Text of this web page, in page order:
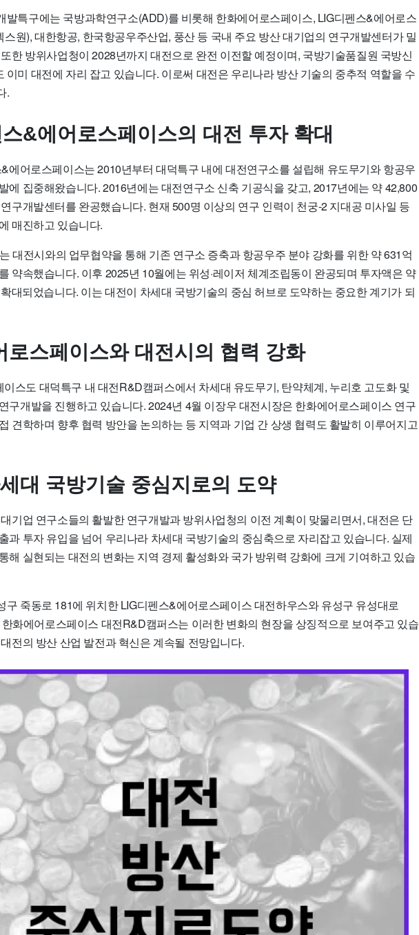
발특구에는 국방과학연구소(ADD)를 비롯해 한화에어로스페이스, LIG디펜스&에어로스
스원), 대한항공, 한국항공우주산업, 풍산 등 국내 주요 방산 대기업의 연구개발센터가 밀
한 방위사업청이 2028년까지 대전으로 완전 이전할 예정이며, 국방기술품질원 국방신
이미 대전에 자리 잡고 있습니다. 이로써 대전은 우리나라 방산 기술의 중추적 역할을 수
.
&에어로스페이스의 대전 투자 확대
에어로스페이스는 2010년부터 대덕특구 내에 대전연구소를 설립해 유도무기와 항공우
에 집중해왔습니다. 2016년에는 대전연구소 신축 기공식을 갖고, 2017년에는 약 42,800
구개발센터를 완공했습니다. 현재 500명 이상의 연구 인력이 천궁-2 지대공 미사일 등
매진하고 있습니다.
대전시와의 업무협약을 통해 기존 연구소 증축과 항공우주 분야 강화를 위한 약 631억
약속했습니다. 이후 2025년 10월에는 위성·레이저 체계조립동이 완공되며 투자액은 약
대되었습니다. 이는 대전이 차세대 국방기술의 중심 허브로 도약하는 중요한 계기가 되
로스페이스와 대전시의 협력 강화
스도 대덕특구 내 대전R&D캠퍼스에서 차세대 유도무기, 탄약체계, 누리호 고도화 및
구개발을 진행하고 있습니다. 2024년 4월 이장우 대전시장은 한화에어로스페이스 연구
견학하며 향후 협력 방안을 논의하는 등 지역과 기업 간 상생 협력도 활발히 이루어지고
대 국방기술 중심지로의 도약
기업 연구소들의 활발한 연구개발과 방위사업청의 이전 계획이 맞물리면서, 대전은 단
과 투자 유입을 넘어 우리나라 차세대 국방기술의 중심축으로 자리잡고 있습니다. 실제
해 실현되는 대전의 변화는 지역 경제 활성화와 국가 방위력 강화에 크게 기여하고 있습
구 죽동로 181에 위치한 LIG디펜스&에어로스페이스 대전하우스와 유성구 유성대로
화에어로스페이스 대전R&D캠퍼스는 이러한 변화의 현장을 상징적으로 보여주고 있습
전의 방산 산업 발전과 혁신은 계속될 전망입니다.